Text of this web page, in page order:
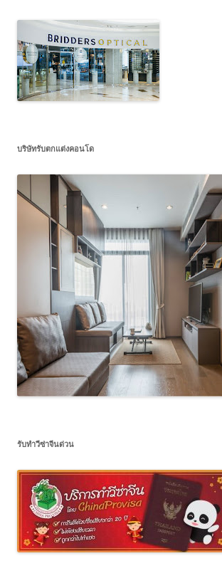
บริษัทรับตกแต่งคอนโด
รับทำวีซ่าจีนด่วน